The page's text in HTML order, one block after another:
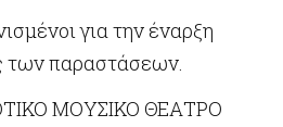
για την έναρξη
των παραστάσεων.
ΜΟΥΣΙΚΟ ΘΕΑΤΡΟ